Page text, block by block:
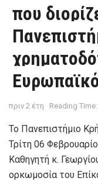
που
πριν 2 έτη Reading
Το Πανεπιστήμιο
Τρίτη 06
Καθηγητή κ.
ορκωμοσία του